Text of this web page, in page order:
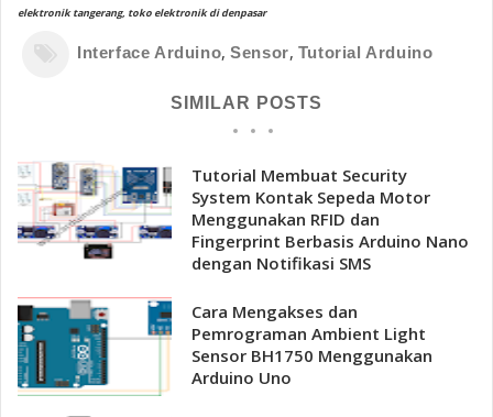
elektronik tangerang, toko elektronik di denpasar
Interface Arduino,Sensor, Tutorial Arduino
SIMILAR POSTS
Tutorial Membuat Security
System Kontak Sepeda Motor
Menggunakan RFID dan
Fingerprint Berbasis Arduino Nano
dengan Notifikasi SMS
Cara Mengakses dan
Pemrograman Ambient Light
Sensor BH1750 Menggunakan
Arduino Uno